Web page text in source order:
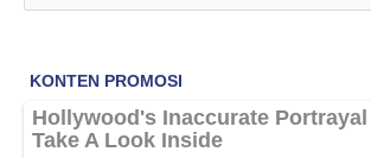
a